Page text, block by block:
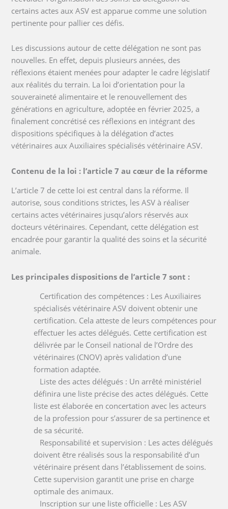
certains actes aux ASV est apparue comme une solution
pertinente pour pallier ces défis.
Les discussions autour de cette délégation ne sont pas
nouvelles. En effet, depuis plusieurs années, des
réflexions étaient menées pour adapter le cadre législatif
aux réalités du terrain. La loi d’orientation pour la
souveraineté alimentaire et le renouvellement des
générations en agriculture, adoptée en février 2025, a
finalement concrétisé ces réflexions en intégrant des
dispositions spécifiques à la délégation d’actes
vétérinaires aux Auxiliaires spécialisés vétérinaire ASV.
Contenu de la loi : l’article 7 au cœur de la réforme
L’article 7 de cette loi est central dans la réforme. Il
autorise, sous conditions strictes, les ASV à réaliser
certains actes vétérinaires jusqu’alors réservés aux
docteurs vétérinaires. Cependant, cette délégation est
encadrée pour garantir la qualité des soins et la sécurité
animale.
Les principales dispositions de l’article 7 sont :
Certification des compétences : Les Auxiliaires
spécialisés vétérinaire ASV doivent obtenir une
certification. Cela atteste de leurs compétences pour
effectuer les actes délégués. Cette certification est
délivrée par le Conseil national de l’Ordre des
vétérinaires (CNOV) après validation d’une
formation adaptée.
Liste des actes délégués : Un arrêté ministériel
définira une liste précise des actes délégués. Cette
liste est élaborée en concertation avec les acteurs
de la profession pour s’assurer de sa pertinence et
de sa sécurité.
Responsabilité et supervision : Les actes délégués
doivent être réalisés sous la responsabilité d’un
vétérinaire présent dans l’établissement de soins.
Cette supervision garantit une prise en charge
optimale des animaux.
Inscription sur une liste officielle : Les ASV